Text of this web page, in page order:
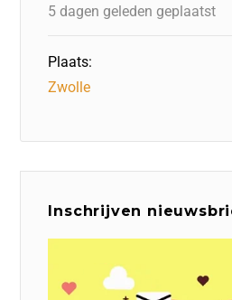
5 dagen geleden geplaatst
Plaats:
Zwolle
Inschrijven